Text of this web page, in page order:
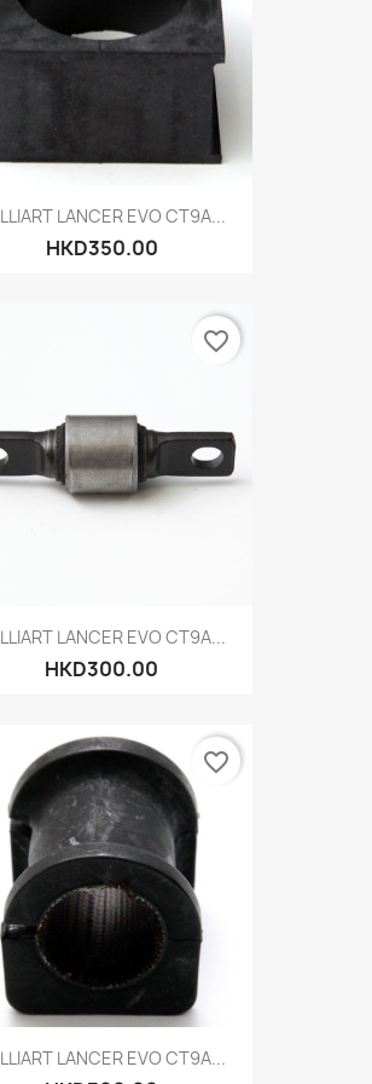
LANCER EVO CT9A...
HKD350.00
LANCER EVO CT9A...
HKD300.00
favorite_border
LANCER EVO CT9A...
favorite_border